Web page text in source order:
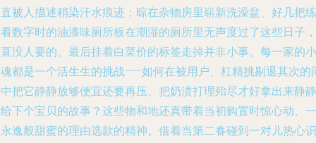
被人描述稍染汗水痕迹；晾在杂物房里崭新洗澡盆、好几把练
数字时的油漆味厕所板在潮湿的厕所里无声度过了这些日子，
没人要的、最后挂着白菜价的标签走掉并非小事。每一家的小
都是一个活生生的挑战——如何在被用户、杠精挑剔退其次的
把它静静放够便宜还要再压、把奶渍打理殆尽才好拿出来静静
下个宝贝的故事？这些物和地还真带着当初购置时惊心动、一
逸般甜蜜的理由选款的精神。借着当第二春碰到一对儿热心识